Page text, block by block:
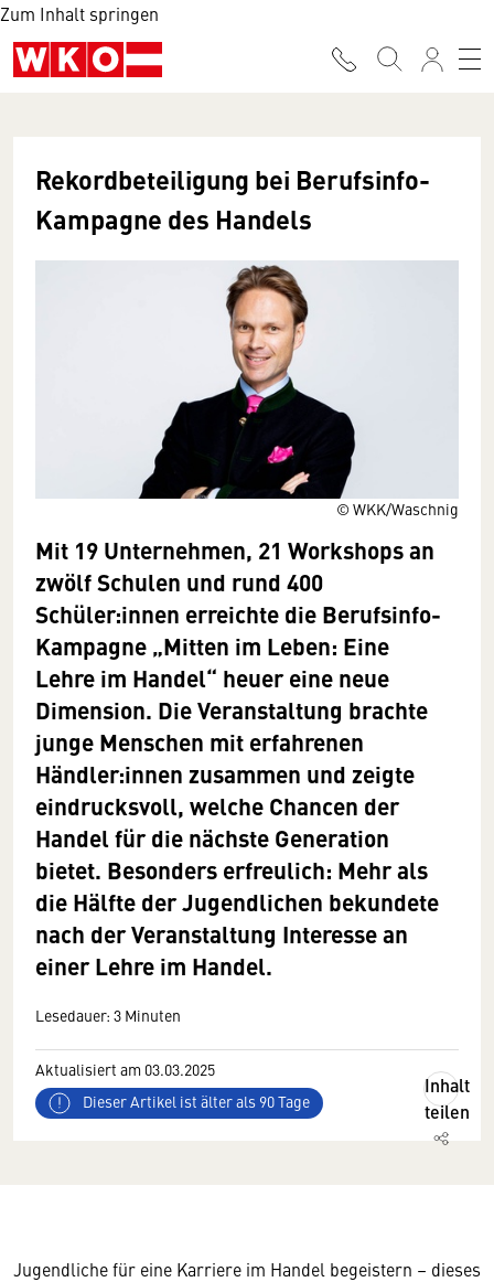
Zum Inhalt springen
© WKK/Waschnig
Rekordbeteiligung bei Berufsinfo-
Kampagne des Handels
Mit 19 Unternehmen, 21 Workshops an
zwölf Schulen und rund 400
Schüler:innen erreichte die Berufsinfo-
Kampagne „Mitten im Leben: Eine
Lehre im Handel“ heuer eine neue
Dimension. Die Veranstaltung brachte
junge Menschen mit erfahrenen
Händler:innen zusammen und zeigte
eindrucksvoll, welche Chancen der
Handel für die nächste Generation
bietet. Besonders erfreulich: Mehr als
die Hälfte der Jugendlichen bekundete
nach der Veranstaltung Interesse an
einer Lehre im Handel.
Lesedauer: 3 Minuten
Aktualisiert am 03.03.2025
Dieser Artikel ist älter als 90 Tage
Inhalt
teilen
Jugendliche für eine Karriere im Handel begeistern – dieses